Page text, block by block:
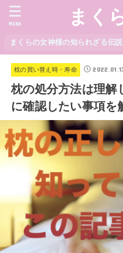
まく
まくらの女神様の知られざる伝説
MENU
枕の買い替え時・寿命
枕の処分方法は理解
に確認したい事項を